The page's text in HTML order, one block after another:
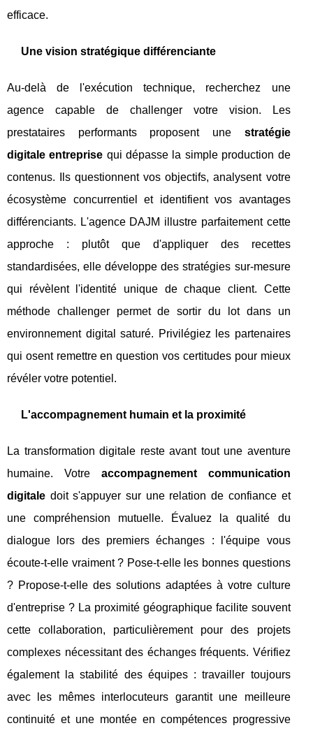
efficace.
Une vision stratégique différenciante
Au-delà de l'exécution technique, recherchez une
agence capable de challenger votre vision. Les
prestataires performants proposent une stratégie
digitale entreprise qui dépasse la simple production de
contenus. Ils questionnent vos objectifs, analysent votre
écosystème concurrentiel et identifient vos avantages
différenciants. L'agence DAJM illustre parfaitement cette
approche : plutôt que d'appliquer des recettes
standardisées, elle développe des stratégies sur-mesure
qui révèlent l'identité unique de chaque client. Cette
méthode challenger permet de sortir du lot dans un
environnement digital saturé. Privilégiez les partenaires
qui osent remettre en question vos certitudes pour mieux
révéler votre potentiel.
L'accompagnement humain et la proximité
La transformation digitale reste avant tout une aventure
humaine. Votre accompagnement communication
digitale doit s'appuyer sur une relation de confiance et
une compréhension mutuelle. Évaluez la qualité du
dialogue lors des premiers échanges : l'équipe vous
écoute-t-elle vraiment ? Pose-t-elle les bonnes questions
? Propose-t-elle des solutions adaptées à votre culture
d'entreprise ? La proximité géographique facilite souvent
cette collaboration, particulièrement pour des projets
complexes nécessitant des échanges fréquents. Vérifiez
également la stabilité des équipes : travailler toujours
avec les mêmes interlocuteurs garantit une meilleure
continuité et une montée en compétences progressive